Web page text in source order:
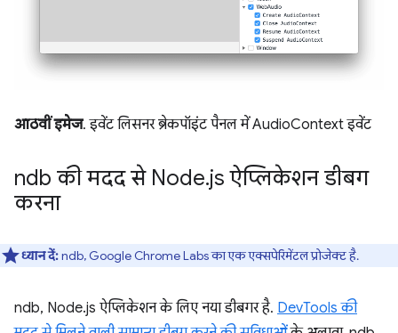
आठवीं इमेज. इवेंट लिसनर ब्रेकपॉइंट पैनल में AudioContext इवेंट
ndb की मदद से Node.js ऐप्लिकेशन डीबग
करना
ध्यान दें:ndb, Google Chrome Labs का एक एक्सपेरिमेंटल प्रोजेक्ट है.
ndb, Node.js ऐप्लिकेशन के लिए नया डीबगर है. DevTools की